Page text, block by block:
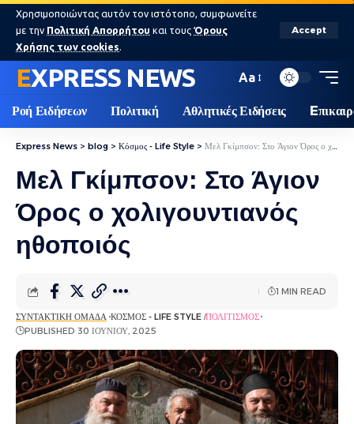
Χρησιμοποιώντας αυτόν τον ιστότοπο, συμφωνείτε
με την Πολιτική Απορρήτου και τους Όρους
Χρήσης των cookies.
Accept
EXPRESS NEWS Aa
Ροή Ειδήσεων Πολιτική Αθλητικές Ειδήσεις
Express News > blog > Κόσμος - Life Style > Μελ Γκίμπσον: Στο Άγιον Όρος ο χολιγουντιανός ηθοποιός
Μελ Γκίμπσον: Στο Άγιον
Όρος ο χολιγουντιανός
ηθοποιός
ΣΥΝΤΑΚΤΙΚΉ ΟΜΆΔΑ ΚΌΣΜΟΣ - LIFE STYLE ΠΟΛΙΤΙΣΜΌΣ
PUBLISHED 30 ΙΟΥΝΊΟΥ, 2025
1 MIN READ